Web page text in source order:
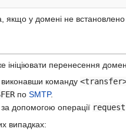
у домені не встановлено
ініціювати перенесення
команду
по SMTP.
допомогою операції request
випадках: